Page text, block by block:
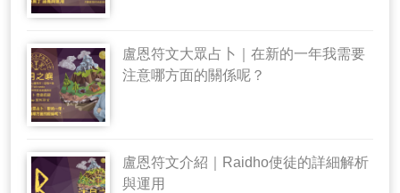
盧恩符文大眾占卜｜在新的一年我需要
注意哪方面的關係呢？
盧恩符文介紹｜Raidho使徒的詳細解析
與運用